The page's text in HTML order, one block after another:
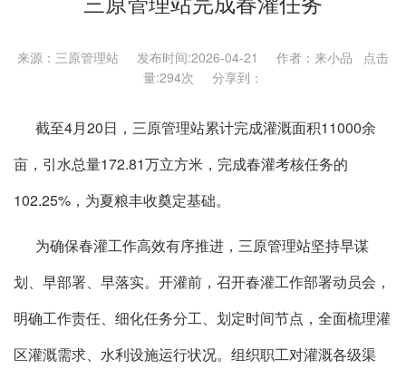
来源：三原管理站 发布时间:2026-04-21 作者：来小品 点击
量:294次 分享到：
截至4月20日，三原管理站累计完成灌溉面积11000余
亩，引水总量172.81万立方米，完成春灌考核任务的
102.25%，为夏粮丰收奠定基础。
为确保春灌工作高效有序推进，三原管理站坚持早谋
划、早部署、早落实。开灌前，召开春灌工作部署动员会，
明确工作责任、细化任务分工、划定时间节点，全面梳理灌
区灌溉需求、水利设施运行状况。组织职工对灌溉各级渠